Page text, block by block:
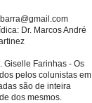
@gmail.com
Dr. Marcos André
Giselle Farinhas - Os
pelos colunistas em
são de inteira
dos mesmos.